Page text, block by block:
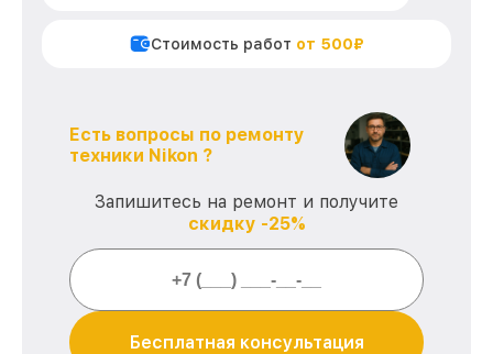
Стоимость работ от 500₽
Есть вопросы по ремонту
техники Nikon ?
Запишитесь на ремонт и получите
скидку -25%
Бесплатная консультация